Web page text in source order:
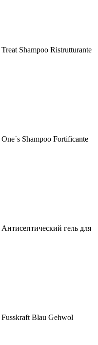
Treat Shampoo Ristrutturante
One`s Shampoo Fortificante
Антисептический гель для
Fusskraft Blau Gehwol